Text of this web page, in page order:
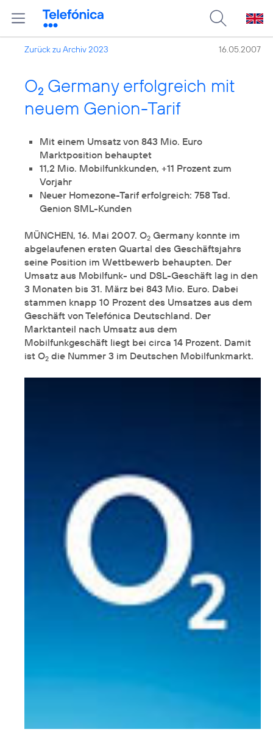
Zurück zu Archiv 2023 16.05.2007
O2 Germany erfolgreich mit
neuem Genion-Tarif
Mit einem Umsatz von 843 Mio. Euro
Marktposition behauptet
11,2 Mio. Mobilfunkkunden, +11 Prozent zum
Vorjahr
Neuer Homezone-Tarif erfolgreich: 758 Tsd.
Genion SML-Kunden
MÜNCHEN, 16. Mai 2007. O2 Germany konnte im
abgelaufenen ersten Quartal des Geschäftsjahrs
seine Position im Wettbewerb behaupten. Der
Umsatz aus Mobilfunk- und DSL-Geschäft lag in den
3 Monaten bis 31. März bei 843 Mio. Euro. Dabei
stammen knapp 10 Prozent des Umsatzes aus dem
Geschäft von Telefónica Deutschland. Der
Marktanteil nach Umsatz aus dem
Mobilfunkgeschäft liegt bei circa 14 Prozent. Damit
ist O2 die Nummer 3 im Deutschen Mobilfunkmarkt.